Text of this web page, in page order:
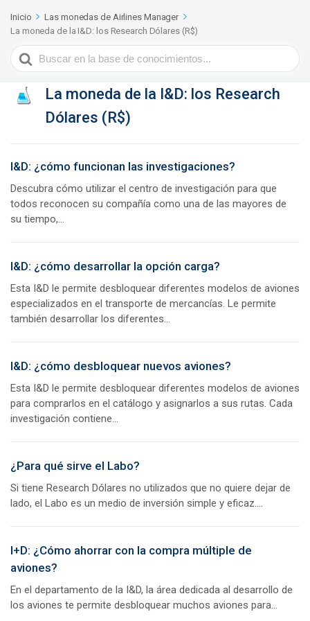
Inicio
Las monedas de Airlines Manager
La moneda de la I&D: los Research Dólares (R$)
Search
For
La moneda de la I&D: los Research
Dólares (R$)
I&D: ¿cómo funcionan las investigaciones?
Descubra cómo utilizar el centro de investigación para que
todos reconocen su compañía como una de las mayores de
su tiempo,...
I&D: ¿cómo desarrollar la opción carga?
Esta I&D le permite desbloquear diferentes modelos de aviones
especializados en el transporte de mercancías. Le permite
también desarrollar los diferentes...
I&D: ¿cómo desbloquear nuevos aviones?
Esta I&D le permite desbloquear diferentes modelos de aviones
para comprarlos en el catálogo y asignarlos a sus rutas. Cada
investigación contiene...
¿Para qué sirve el Labo?
Si tiene Research Dólares no utilizados que no quiere dejar de
lado, el Labo es un medio de inversión simple y eficaz....
I+D: ¿Cómo ahorrar con la compra múltiple de
aviones?
En el departamento de la I&D, la área dedicada al desarrollo de
los aviones te permite desbloquear muchos aviones para...